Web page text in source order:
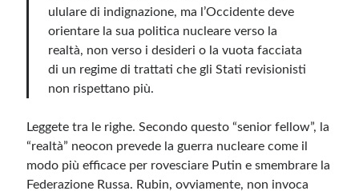
ululare di indignazione, ma l’Occidente deve
orientare la sua politica nucleare verso la
realtà, non verso i desideri o la vuota facciata
di un regime di trattati che gli Stati revisionisti
non rispettano più.
Leggete tra le righe. Secondo questo “senior fellow”, la
“realtà” neocon prevede la guerra nucleare come il
modo più efficace per rovesciare Putin e smembrare la
Federazione Russa. Rubin, ovviamente, non invoca